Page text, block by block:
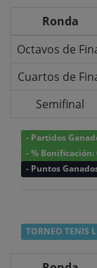
Ronda
Octavos de
Cuartos de
Semifinal
- Partidos
- % Bonificación:
- Puntos
TORNEO TENIS